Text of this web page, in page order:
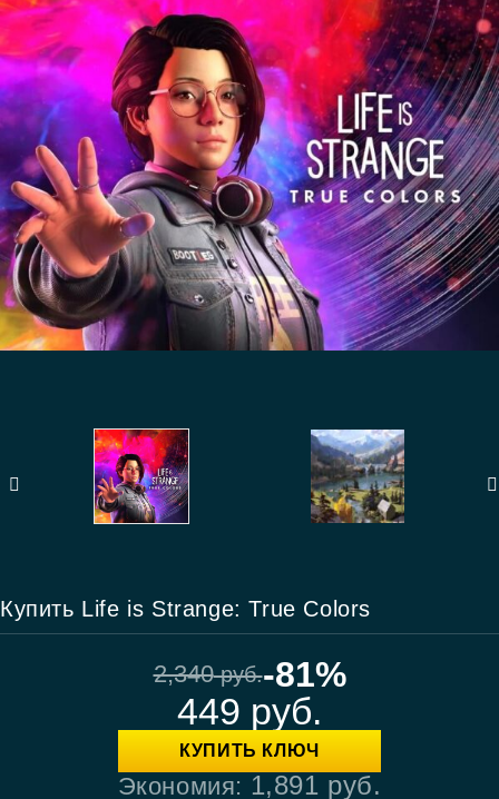
Купить Life is Strange: True Colors
2,340руб.-81%
449 руб.
КУПИТЬ КЛЮЧ
Экономия: 1,891 руб.